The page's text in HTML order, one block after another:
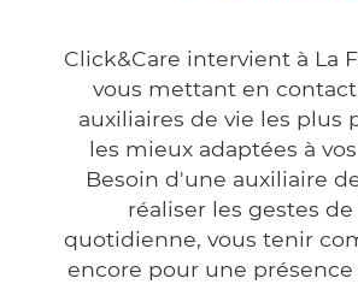
Click&Care intervient à La
vous mettant en contact
auxiliaires de vie les plus
les mieux adaptées à
Besoin d'une auxiliaire
réaliser les gestes de
quotidienne, vous tenir
encore pour une présence